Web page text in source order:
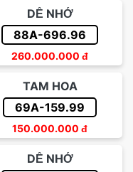
DỄ NHỚ
88A-696.96
260.000.000 đ
TAM HOA
69A-159.99
150.000.000 đ
DỄ NHỚ